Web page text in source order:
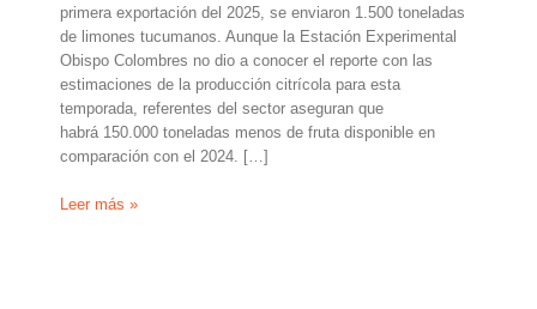
primera exportación del 2025, se enviaron 1.500 toneladas
de limones tucumanos. Aunque la Estación Experimental
Obispo Colombres no dio a conocer el reporte con las
estimaciones de la producción citrícola para esta
temporada, referentes del sector aseguran que
habrá 150.000 toneladas menos de fruta disponible en
comparación con el 2024. […]
La
Leer más »